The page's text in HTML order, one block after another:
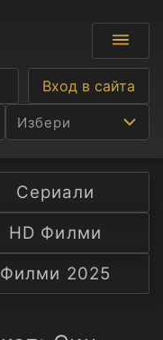
Избери
Ф
С
А
Вход в сайта
Сериали
HD Филми
Филми 2025